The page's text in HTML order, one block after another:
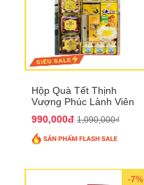
Hộp Quà Tết Thịnh
Vượng Phúc Lành Viên
990,000đ 1,090,000₫
-7%